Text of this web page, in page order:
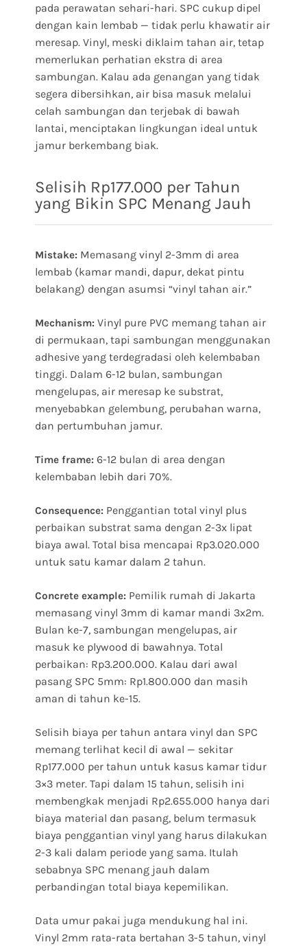
pada perawatan sehari-hari. SPC cukup dipel
dengan kain lembab — tidak perlu khawatir air
meresap. Vinyl, meski diklaim tahan air, tetap
memerlukan perhatian ekstra di area
sambungan. Kalau ada genangan yang tidak
segera dibersihkan, air bisa masuk melalui
celah sambungan dan terjebak di bawah
lantai, menciptakan lingkungan ideal untuk
jamur berkembang biak.
Selisih Rp177.000 per Tahun
yang Bikin SPC Menang Jauh
Mistake: Memasang vinyl 2-3mm di area
lembab (kamar mandi, dapur, dekat pintu
belakang) dengan asumsi “vinyl tahan air.”
Mechanism: Vinyl pure PVC memang tahan air
di permukaan, tapi sambungan menggunakan
adhesive yang terdegradasi oleh kelembaban
tinggi. Dalam 6-12 bulan, sambungan
mengelupas, air meresap ke substrat,
menyebabkan gelembung, perubahan warna,
dan pertumbuhan jamur.
Time frame: 6-12 bulan di area dengan
kelembaban lebih dari 70%.
Consequence: Penggantian total vinyl plus
perbaikan substrat sama dengan 2-3x lipat
biaya awal. Total bisa mencapai Rp3.020.000
untuk satu kamar dalam 2 tahun.
Concrete example: Pemilik rumah di Jakarta
memasang vinyl 3mm di kamar mandi 3x2m.
Bulan ke-7, sambungan mengelupas, air
masuk ke plywood di bawahnya. Total
perbaikan: Rp3.200.000. Kalau dari awal
pasang SPC 5mm: Rp1.800.000 dan masih
aman di tahun ke-15.
Selisih biaya per tahun antara vinyl dan SPC
memang terlihat kecil di awal — sekitar
Rp177.000 per tahun untuk kasus kamar tidur
3×3 meter. Tapi dalam 15 tahun, selisih ini
membengkak menjadi Rp2.655.000 hanya dari
biaya material dan pasang, belum termasuk
biaya penggantian vinyl yang harus dilakukan
2-3 kali dalam periode yang sama. Itulah
sebabnya SPC menang jauh dalam
perbandingan total biaya kepemilikan.
Data umur pakai juga mendukung hal ini.
Vinyl 2mm rata-rata bertahan 3-5 tahun, vinyl